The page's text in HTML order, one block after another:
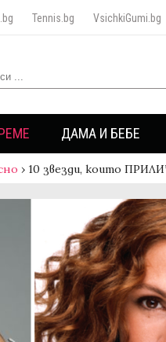
Tennis.bg VsichkiGumi.bg
ДАМА И БЕБЕ
› 10 звезди, които